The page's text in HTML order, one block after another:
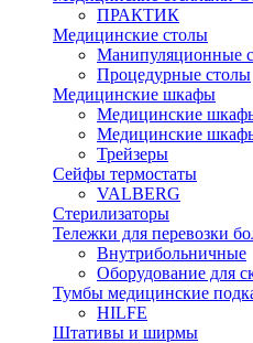
ПРАКТИК
Медицинские столы
Манипуляционные
Процедурные столы
Медицинские шкафы
Медицинские
Медицинские
Трейзеры
Сейфы термостаты
VALBERG
Стерилизаторы
Тележки для перевозки
Внутрибольничные
Оборудование для
Тумбы медицинские
HILFE
Штативы и ширмы